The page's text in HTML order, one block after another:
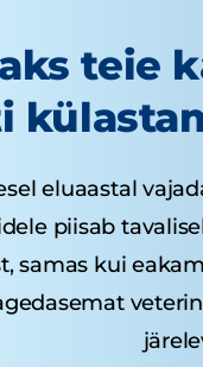
teie
eluaastal
piisab
samas kui